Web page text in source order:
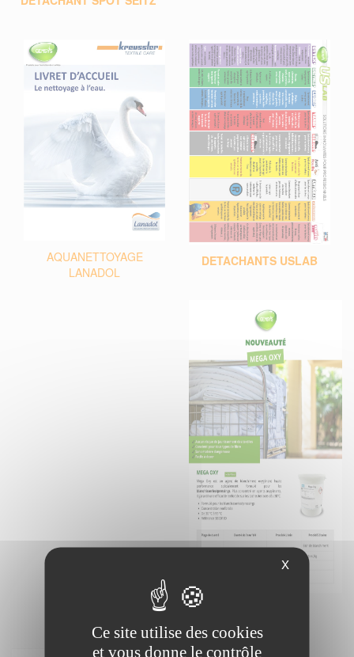
AQUANETTOYAGE
LANADOL
DETACHANTS USLAB
X
Ce site utilise des cookies
et vous donne le contrôle